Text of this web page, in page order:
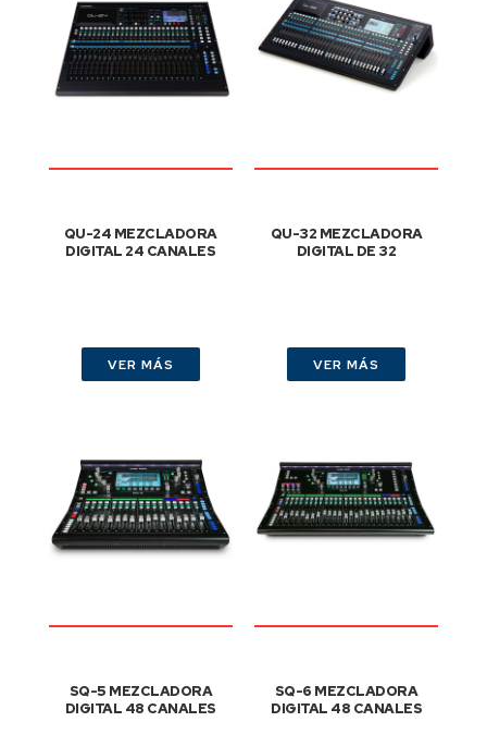
QU-24 MEZCLADORA
DIGITAL 24 CANALES
VER MÁS
QU-32 MEZCLADORA
DIGITAL DE 32
VER MÁS
SQ-5 MEZCLADORA
DIGITAL 48 CANALES
SQ-6 MEZCLADORA
DIGITAL 48 CANALES